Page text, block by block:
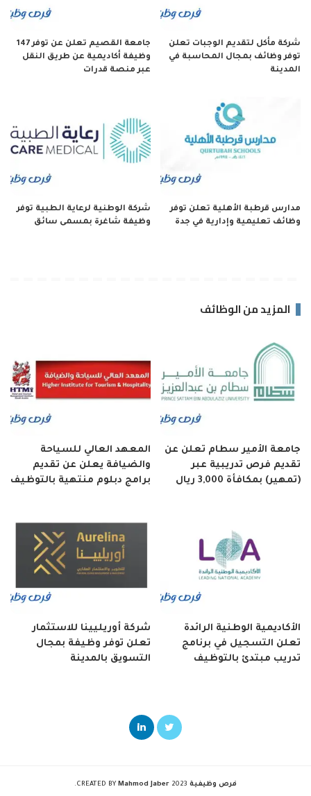
شركة مأكل لتقديم الوجبات تعلن
توفر وظائف بمجال المحاسبة في
المدينة
جامعة القصيم تعلن عن توفر 147
وظيفة أكاديمية عن طريق النقل
عبر منصة قدرات
مدارس قرطبة الأهلية تعلن توفر
وظائف تعليمية وإدارية في جدة
شركة الوطنية لرعاية الطبية توفر
وظيفة شاغرة بمسمى سائق
المزيد من الوظائف
جامعة الأمير سطام تعلن عن
تقديم فرص تدريبية عبر
(تمهير) بمكافأة 3,000 ريال
المعهد العالي للسياحة
والضيافة يعلن عن تقديم
برامج دبلوم منتهية بالتوظيف
الأكاديمية الوطنية الرائدة
تعلن التسجيل في برنامج
تدريب مبتدئ بالتوظيف
شركة أوريليينا للاستثمار
تعلن توفر وظيفة بمجال
التسويق بالمدينة
فرص وظيفية 2023 CREATED BY
Mahmod Jaber
.